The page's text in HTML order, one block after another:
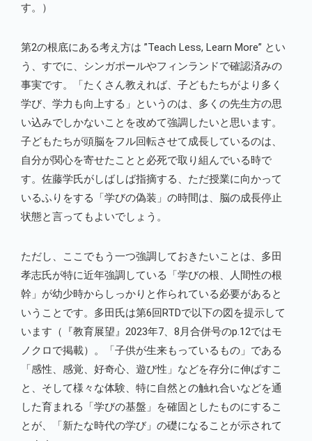
す。）
第2の根底にある考え方は ”Teach Less, Learn More” とい
う、すでに、シンガポールやフィンランドで確認済みの
事実です。「たくさん教えれば、子どもたちがより多く
学び、学力も向上する」というのは、多くの先生方の思
い込みでしかないことを改めて強調したいと思います。
子どもたちが頭脳をフル回転させて成長しているのは、
自分が関心を寄せたことと必死で取り組んでいる時で
す。佐藤学氏がしばしば指摘する、ただ授業に向かって
いるふりをする「学びの偽装」の時間は、脳の成長停止
状態と言ってもよいでしょう。
ただし、ここでもう一つ強調しておきたいことは、多田
孝志氏が特に近年強調している「学びの根、人間性の根
幹」が幼少時からしっかりと作られている必要があると
いうことです。多田氏は第6回RTDで以下の図を提示して
います（『教育展望』2023年7、8月合併号のp.12ではモ
ノクロで掲載）。「子供が生来もっているもの」である
「感性、感覚、好奇心、遊び性」などを存分に伸ばすこ
と、そして様々な体験、特に自然との触れ合いなどを通
した育まれる「学びの基盤」を確固としたものにするこ
とが、「新たな時代の学び」の礎になることが示されて